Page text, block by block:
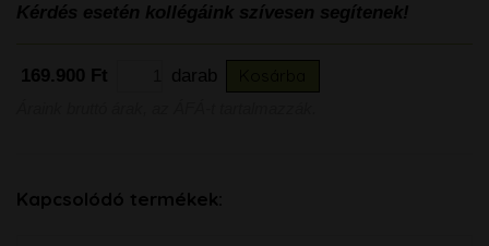
Kérdés esetén kollégáink szívesen segítenek!
169.900 Ft darab
Kapcsolódó termékek: